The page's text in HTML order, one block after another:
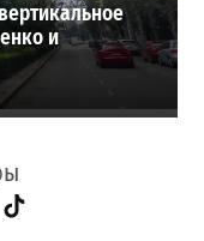
и
TikTok